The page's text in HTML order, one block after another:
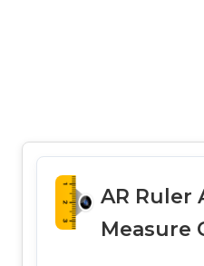
AR Ruler
Measure